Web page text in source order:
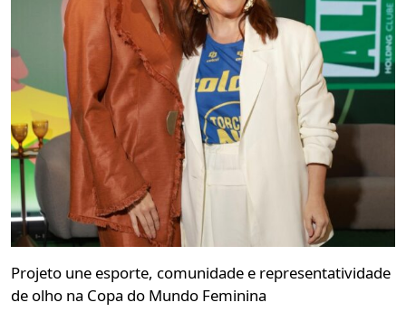
Projeto une esporte, comunidade e representatividade
de olho na Copa do Mundo Feminina